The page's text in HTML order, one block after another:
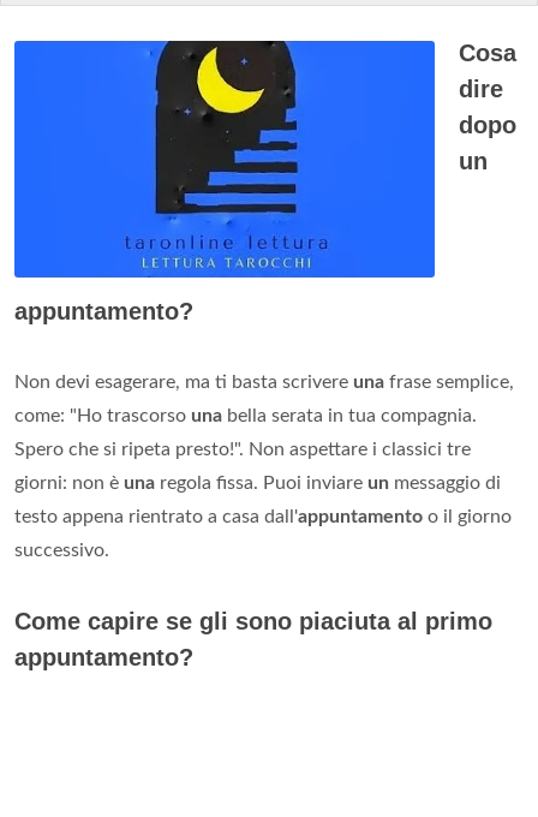
Cosa
dire
dopo
un
appuntamento?
Non devi esagerare, ma ti basta scrivere una frase semplice,
come: "Ho trascorso una bella serata in tua compagnia.
Spero che si ripeta presto!". Non aspettare i classici tre
giorni: non è una regola fissa. Puoi inviare un messaggio di
testo appena rientrato a casa dall'appuntamento o il giorno
successivo.
Come capire se gli sono piaciuta al primo
appuntamento?